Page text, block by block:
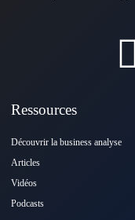
Ressources
Découvrir la business analyse
Articles
Vidéos
Podcasts